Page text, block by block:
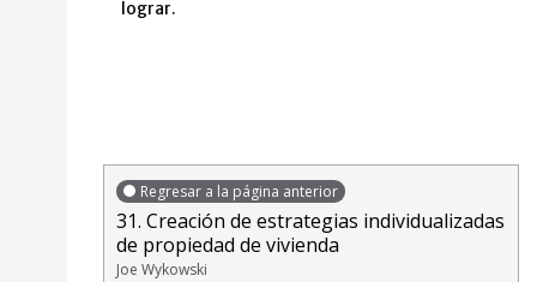
lograr.
Regresar a la página anterior
31. Creación de estrategias individualizadas
de propiedad de vivienda
Joe Wykowski